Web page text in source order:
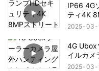
IP66 4G
ティ4K
2025 03
4G Ubox
イルカメ
2025 03